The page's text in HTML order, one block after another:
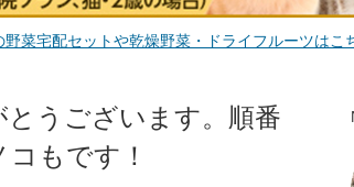
野菜宅配セットや乾燥野菜・ドライフルーツはこ
うございます。順番
もです！